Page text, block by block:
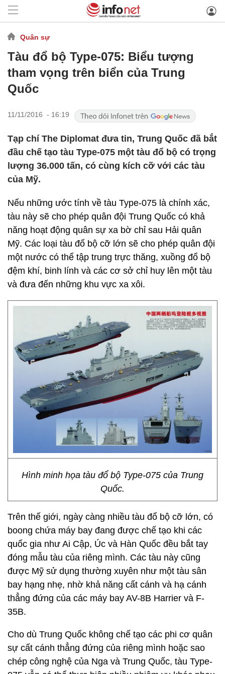
Quân sự
Tàu đổ bộ Type-075: Biểu tượng
tham vọng trên biển của Trung
Quốc
11/11/2016 - 16:19
Tạp chí The Diplomat đưa tin, Trung Quốc đã bắt
đầu chế tạo tàu Type-075 một tàu đổ bộ có trọng
lượng 36.000 tấn, có cùng kích cỡ với các tàu
của Mỹ.
Nếu những ước tính về tàu Type-075 là chính xác,
tàu này sẽ cho phép quân đội Trung Quốc có khả
năng hoạt động quân sự xa bờ chỉ sau Hải quân
Mỹ. Các loại tàu đổ bộ cỡ lớn sẽ cho phép quân đội
một nước có thể tập trung trực thăng, xuồng đổ bộ
đệm khí, binh lính và các cơ sở chỉ huy lên một tàu
và đưa đến những khu vực xa xôi.
Hình minh họa tàu đổ bộ Type-075 của Trung
Quốc.
Trên thế giới, ngày càng nhiều tàu đổ bộ cỡ lớn, có
boong chứa máy bay đang được chế tạo khi các
quốc gia như Ai Cập, Úc và Hàn Quốc đều bắt tay
đóng mẫu tàu của riêng mình. Các tàu này cũng
được Mỹ sử dụng thường xuyên như một tàu sân
bay hạng nhẹ, nhờ khả năng cất cánh và hạ cánh
thẳng đứng của các máy bay AV-8B Harrier và F-
35B.
Cho dù Trung Quốc không chế tạo các phi cơ quân
sự cất cánh thẳng đứng của riêng mình hoặc sao
chép công nghệ của Nga và Trung Quốc, tàu Type-